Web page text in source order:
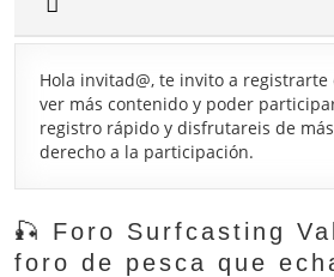
Hola invitad@, te invito a
ver más contenido y poder
registro rápido y disfrutareis de
derecho a la participación.
🎣 Foro Surfcasting
foro de pesca que